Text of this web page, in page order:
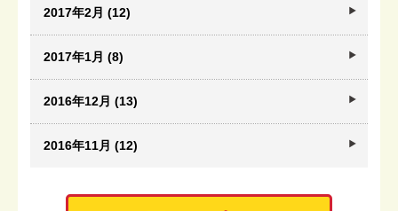
2017年2月 (12)
2017年1月 (8)
2016年12月 (13)
2016年11月 (12)